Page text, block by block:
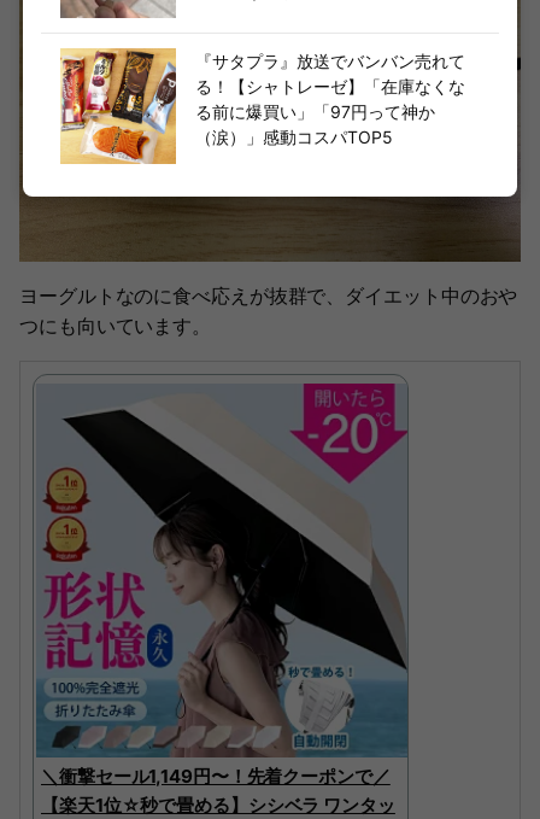
ヨーグルトなのに食べ応えが抜群で、ダイエット中のおや
つにも向いています。
＼衝撃セール1,149円〜！先着クーポンで／
【楽天1位☆秒で畳める】シシベラ ワンタッ
『サタプラ』放送でバンバン売れて
る！【シャトレーゼ】「在庫なくな
る前に爆買い」「97円って神か
（涙）」感動コスパTOP5